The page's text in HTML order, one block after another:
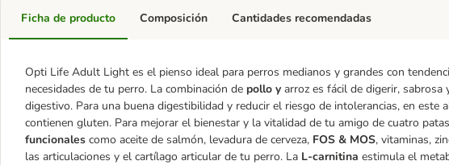
Ficha de producto
Opti Life Adult Light es el pienso ideal para perros medianos y grandes con
necesidades de tu perro. La combinación de pollo y arroz es fácil de digerir,
digestivo. Para una buena digestibilidad y reducir el riesgo de intolerancias, en este
contienen gluten. Para mejorar el bienestar y la vitalidad de tu amigo de cuatro
funcionales como aceite de salmón, levadura de cerveza, FOS & MOS, vitaminas,
las articulaciones y el cartílago articular de tu perro. La L-carnitina estimula el
Composición Cantidades recomendadas